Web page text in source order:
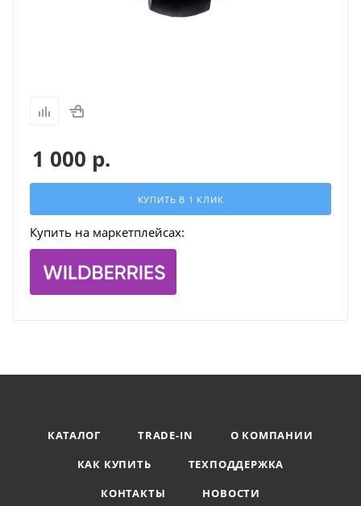
1 000 р.
КУПИТЬ В 1 КЛИК
Купить на маркетплейсах:
КАТАЛОГ TRADE-IN
О КОМПАНИИ
КАК КУПИТЬ
ТЕХПОДДЕРЖКА
КОНТАКТЫ
НОВОСТИ